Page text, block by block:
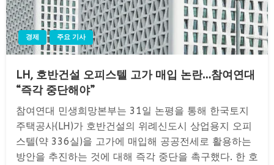
경제 주요 기사
LH, 호반건설 오피스텔 고가 매입 논란…참여연대
“즉각 중단해야”
참여연대 민생희망본부는 31일 논평을 통해 한국토지
주택공사(LH)가 호반건설의 위례신도시 상업용지 오피
스텔(약 336실)을 고가에 매입해 공공전세로 활용하는
방안을 추진하는 것에 대해 즉각 중단을 촉구했다. 한 호